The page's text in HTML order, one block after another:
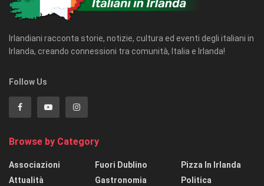
Irlandiani racconta storie, notizie, cultura ed eventi degli italiani in
Irlanda, creando connessioni tra comunità, Italia e Irlanda!
Follow Us
Browse by Category
Associazioni
Attualità
Fuori Dublino
Gastronomia
Pizza In Irlanda
Politica